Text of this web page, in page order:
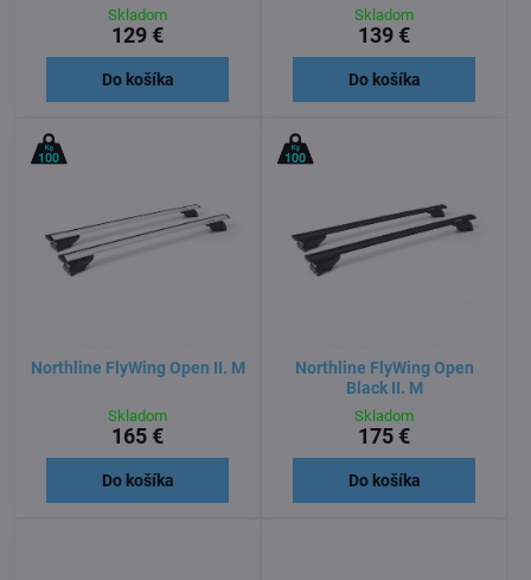
Skladom
129 €
Do košíka
Skladom
139 €
Do košíka
Northline FlyWing Open II. M
Skladom
165 €
Do košíka
Northline FlyWing Open
Black II. M
Skladom
175 €
Do košíka